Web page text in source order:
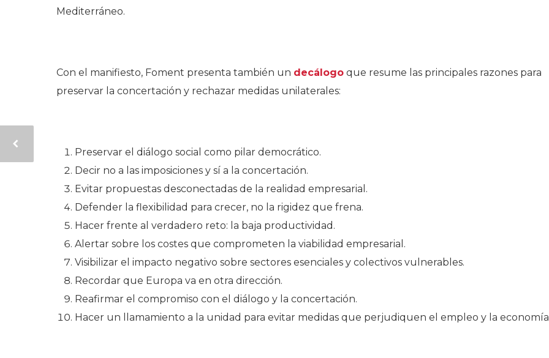
Mediterráneo.
Con el manifiesto, Foment presenta también un decálogo que resume las principales razones para
preservar la concertación y rechazar medidas unilaterales:
Preservar el diálogo social como pilar democrático.
Decir no a las imposiciones y sí a la concertación.
Evitar propuestas desconectadas de la realidad empresarial.
Defender la flexibilidad para crecer, no la rigidez que frena.
Hacer frente al verdadero reto: la baja productividad.
Alertar sobre los costes que comprometen la viabilidad empresarial.
Visibilizar el impacto negativo sobre sectores esenciales y colectivos vulnerables.
Recordar que Europa va en otra dirección.
Reafirmar el compromiso con el diálogo y la concertación.
Hacer un llamamiento a la unidad para evitar medidas que perjudiquen el empleo y la